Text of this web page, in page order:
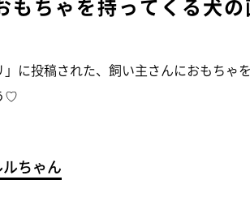
もちゃを持ってくる犬
に投稿された、飼い主さんにおもちゃ
♡
ちゃん